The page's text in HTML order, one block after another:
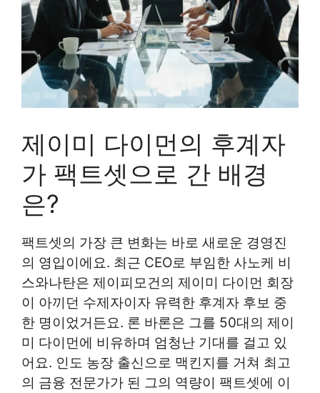
제이미 다이먼의 후계자
가 팩트셋으로 간 배경
은?
팩트셋의 가장 큰 변화는 바로 새로운 경영진
의 영입이에요. 최근 CEO로 부임한 사노케 비
스와나탄은 제이피모건의 제이미 다이먼 회장
이 아끼던 수제자이자 유력한 후계자 후보 중
한 명이었거든요. 론 바론은 그를 50대의 제이
미 다이먼에 비유하며 엄청난 기대를 걸고 있
어요. 인도 농장 출신으로 맥킨지를 거쳐 최고
의 금융 전문가가 된 그의 역량이 팩트셋에 이